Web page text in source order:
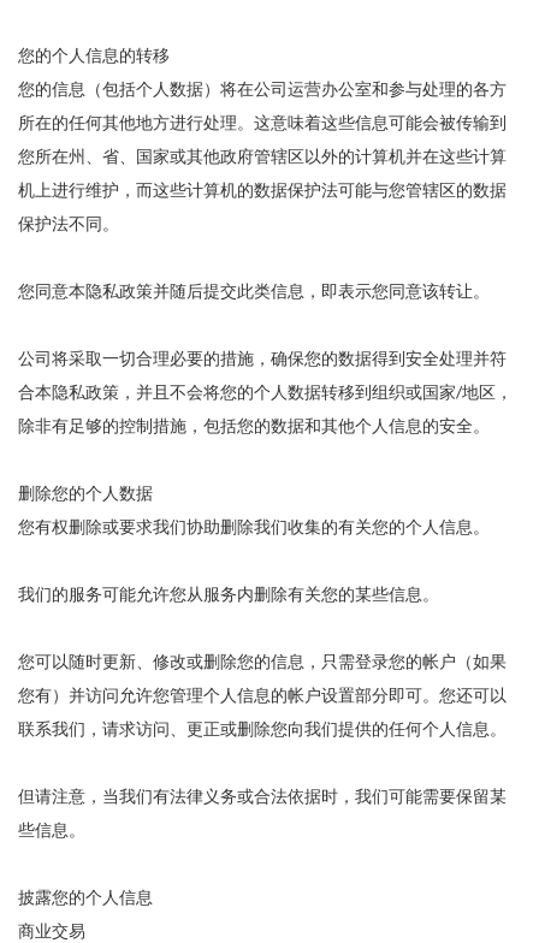
您的个人信息的转移
您的信息（包括个人数据）将在公司运营办公室和参与处理的各方
所在的任何其他地方进行处理。这意味着这些信息可能会被传输到
您所在州、省、国家或其他政府管辖区以外的计算机并在这些计算
机上进行维护，而这些计算机的数据保护法可能与您管辖区的数据
保护法不同。
您同意本隐私政策并随后提交此类信息，即表示您同意该转让。
公司将采取一切合理必要的措施，确保您的数据得到安全处理并符
合本隐私政策，并且不会将您的个人数据转移到组织或国家/地区，
除非有足够的控制措施，包括您的数据和其他个人信息的安全。
删除您的个人数据
您有权删除或要求我们协助删除我们收集的有关您的个人信息。
我们的服务可能允许您从服务内删除有关您的某些信息。
您可以随时更新、修改或删除您的信息，只需登录您的帐户（如果
您有）并访问允许您管理个人信息的帐户设置部分即可。您还可以
联系我们，请求访问、更正或删除您向我们提供的任何个人信息。
但请注意，当我们有法律义务或合法依据时，我们可能需要保留某
些信息。
披露您的个人信息
商业交易